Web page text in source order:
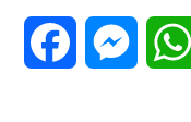
Facebook